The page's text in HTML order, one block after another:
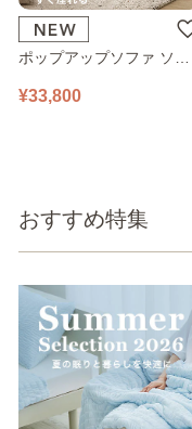
ポップアップソファ ソフ
2人掛け PUS1-2SA ベージ
¥33,800
おすすめ特集